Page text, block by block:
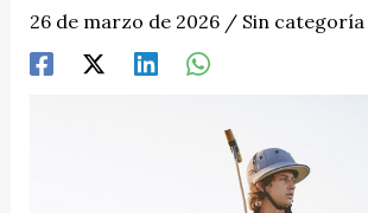
26 de marzo de 2026 / Sin categoría